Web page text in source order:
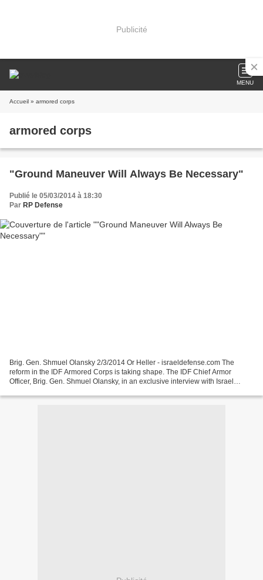
Publicité
MENU
Accueil » armored corps
armored corps
"Ground Maneuver Will Always Be Necessary"
Publié le 05/03/2014 à 18:30
Par RP Defense
Brig. Gen. Shmuel Olansky 2/3/2014 Or Heller - israeldefense.com The
reform in the IDF Armored Corps is taking shape. The IDF Chief Armor
Officer, Brig. Gen. Shmuel Olansky, in an exclusive interview with Israel